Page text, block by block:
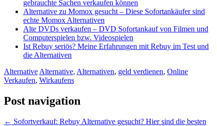
gebrauchte Sachen verkaufen können
Alternative zu Momox gesucht – Diese Sofortankäufer sind
echte Momox Alternativen
Alte DVDs verkaufen – DVD Sofortankauf von Filmen und
Computerspielen bzw. Videospielen
Ist Rebuy seriös? Meine Erfahrungen mit Rebuy im Test und
die Alternativen
Alternative Alternative, Alternativen, geld verdienen, Online
Verkaufen, Wirkaufens
Post navigation
← Sofortverkauf: Rebuy Alternative gesucht? Hier sind die besten